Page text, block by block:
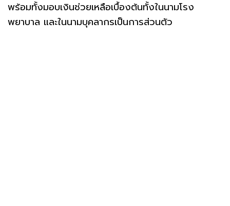
พร้อมทั้งมอบเงินช่วยเหลือเบื้องต้นทั้งในนามโรง
พยาบาล และในนามบุคลากรเป็นการส่วนตัว